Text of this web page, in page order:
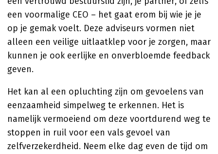
een voormalige CEO – het gaat erom bij wie je je
op je gemak voelt. Deze adviseurs vormen niet
alleen een veilige uitlaatklep voor je zorgen, maar
kunnen je ook eerlijke en onverbloemde feedback
geven.
Het kan al een opluchting zijn om gevoelens van
eenzaamheid simpelweg te erkennen. Het is
namelijk vermoeiend om deze voortdurend weg te
stoppen in ruil voor een vals gevoel van
zelfverzekerdheid. Neem elke dag even de tijd om